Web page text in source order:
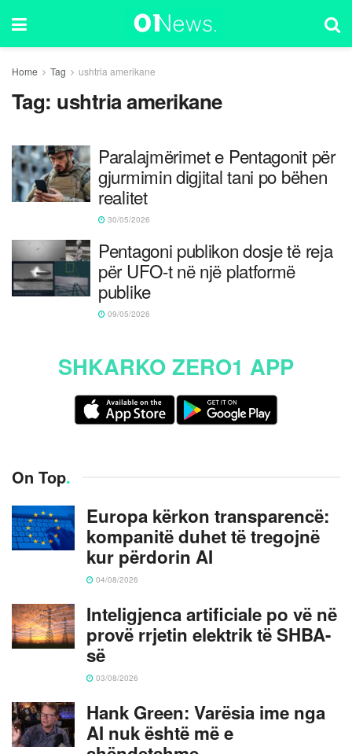
Home Tag ushtria amerikane
Tag: ushtria amerikane
Paralajmërimet e Pentagonit për
gjurmimin digjital tani po bëhen
realitet
30/05/2026
Pentagoni publikon dosje të reja
për UFO-t në një platformë
publike
09/05/2026
SHKARKO ZERO1 APP
On Top.
Europa kërkon transparencë:
kompanitë duhet të tregojnë
kur përdorin AI
04/08/2026
Inteligjenca artificiale po vë në
provë rrjetin elektrik të SHBA-
së
03/08/2026
Hank Green: Varësia ime nga
AI nuk është më e